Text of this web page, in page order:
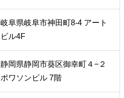
岐阜県岐阜市神田町8-4 アート
ビル4F
静岡県静岡市葵区御幸町４−２
ポワソンビル 7階